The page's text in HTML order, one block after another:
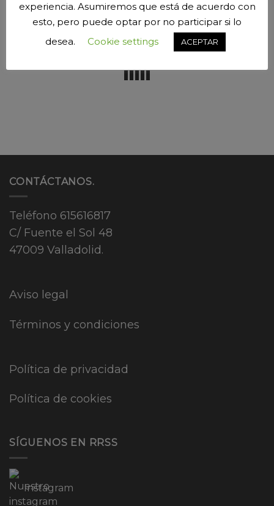
¿Quieres más información? Habla conmigo.
CONTÁCTANOS.
Teléfono 615616817
C/ Fuente el Sol 48
47009 Valladolid.
Aviso legal
Términos y condiciones
Política de privacidad
Política de cookies
SÍGUENOS EN RRSS
Instagram
experiencia. Asumiremos que está de acuerdo con
esto, pero puede optar por no participar si lo
desea.
Cookie settings ACEPTAR